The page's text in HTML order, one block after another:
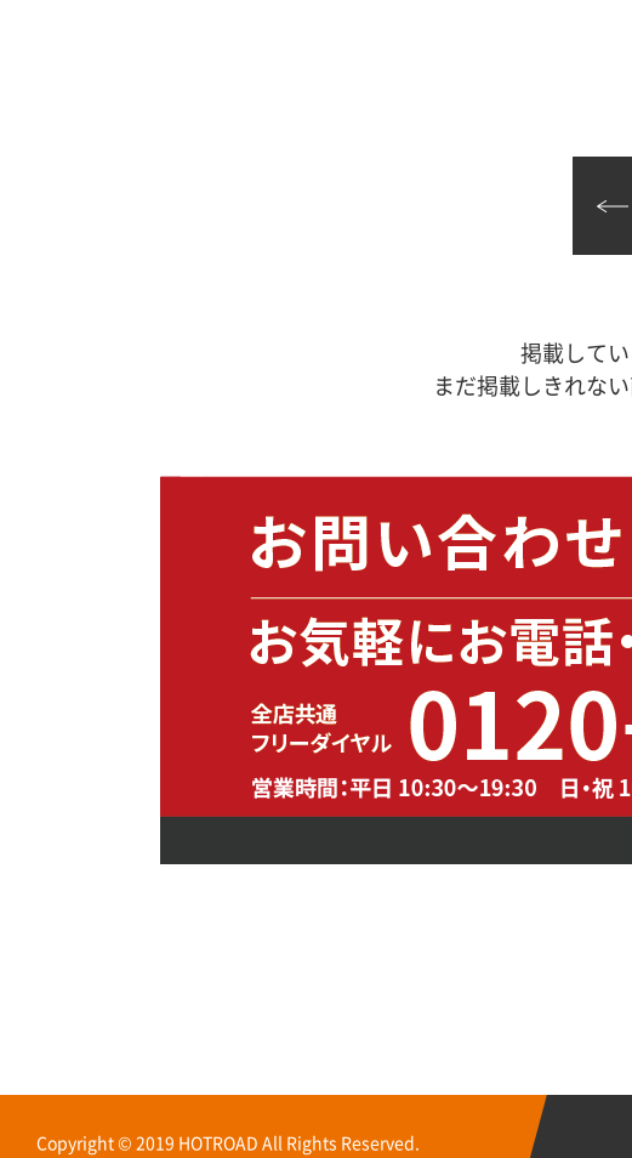
掲載して
まだ掲載しきれな
Copyright © 2019 HOTROAD All Rights Reserved.